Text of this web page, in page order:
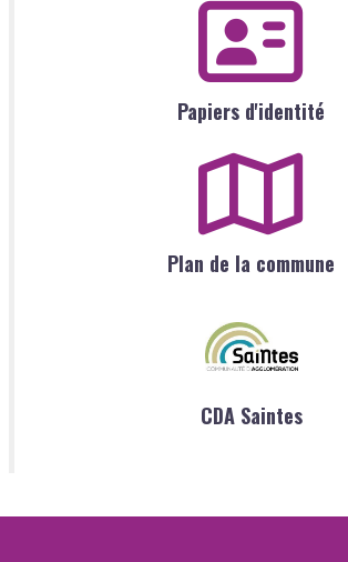
Papiers d'identité
Plan de la commune
CDA Saintes